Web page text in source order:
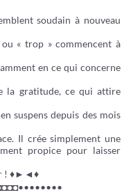
soudain à nouveau
« trop » commencent à
en ce qui concerne
la gratitude, ce qui attire
suspens depuis des mois
Il crée simplement une
propice pour laisser
! ♦►◄♦